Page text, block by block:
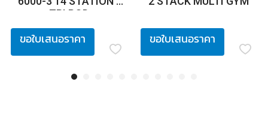
TRI POD
ขอใบเสนอราคา
ขอใบเสนอราคา